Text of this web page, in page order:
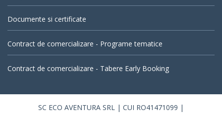
Documente si certificate
Contract de comercializare - Programe tematice
Contract de comercializare - Tabere Early Booking
SC ECO AVENTURA SRL | CUI RO41471099 |